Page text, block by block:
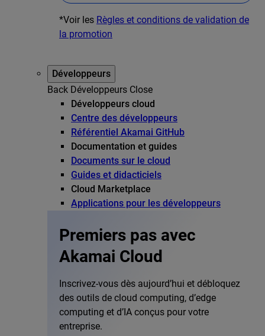
*Voir les Règles et conditions de validation de
la promotion
Développeurs
Back Développeurs Close
Développeurs cloud
Centre des développeurs
Référentiel Akamai GitHub
Documentation et guides
Documents sur le cloud
Guides et didacticiels
Cloud Marketplace
Applications pour les développeurs
Premiers pas avec
Akamai Cloud
Inscrivez-vous dès aujourd’hui et débloquez
des outils de cloud computing, d’edge
computing et d’IA conçus pour votre
entreprise.